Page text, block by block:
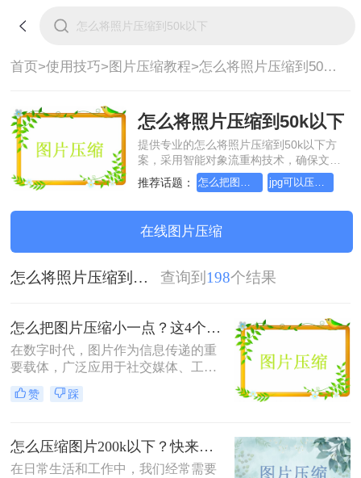
首页>使用技巧>图片压缩教程> 怎么将照片压缩到50k以下
怎么将照片压缩到50k以下
提供专业的怎么将照片压缩到50k以下方
案，采用智能对象流重构技术，确保文档
1:1高保真还原且排版不乱码。支持一键批
量处理，全链路 SSL 加密保障隐私安全。
无需安装，高效办公。
推荐话题： 怎么把图片压缩小一点 jpg可以压缩小一点吗
在线图片压缩
怎么将照片压缩到50k以下 查询到 198个结果
怎么把图片压缩小一点？这4个方法都可以！赶紧试试！
在数字时代，图片作为信息传递的重
要载体，广泛应用于社交媒体、工作
文档、在线购物等多个领域。然而，
高清图片往往伴随着庞大的文件体
率。无论是制作PPT、上传电商商品
图，还是发送邮件附件，压缩图片已
赞 踩
怎么压缩图片200k以下？快来试试这4种压缩方法!！
在日常生活和工作中，我们经常需要